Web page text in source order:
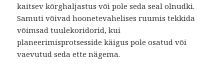
kaitsev kõrghaljastus või pole seda seal olnudki.
Samuti võivad hoonetevahelises ruumis tekkida
võimsad tuulekoridorid, kui
planeerimisprotsesside käigus pole osatud või
vaevutud seda ette nägema.